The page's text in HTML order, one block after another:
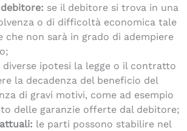
se il debitore si trova in una
o di difficoltà economica tale
che non sarà in grado di adempiere
diverse ipotesi la legge o il contratto
la decadenza del beneficio del
di gravi motivi, come ad esempio
delle garanzie offerte dal debitore;
le parti possono stabilire nel